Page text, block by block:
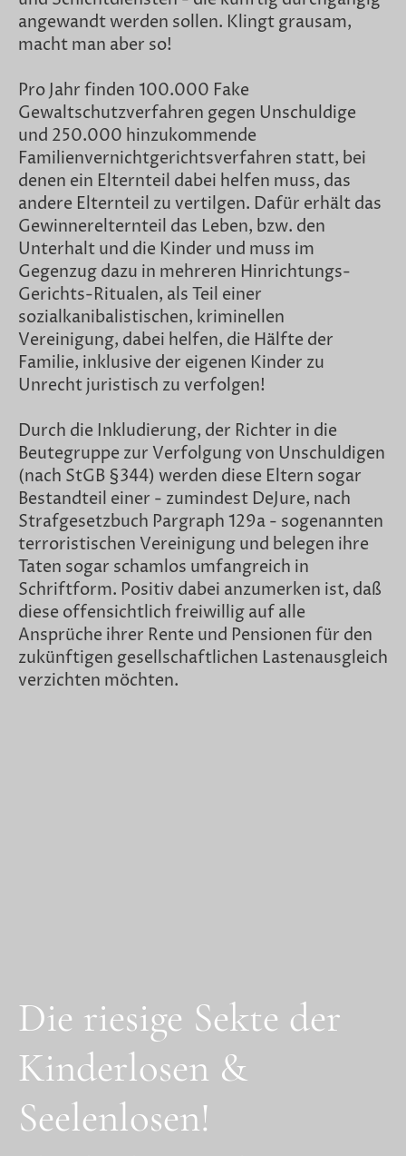
angewandt werden sollen. Klingt grausam,
macht man aber so!
Pro Jahr finden 100.000 Fake
Gewaltschutzverfahren gegen Unschuldige
und 250.000 hinzukommende
Familienvernichtgerichtsverfahren statt, bei
denen ein Elternteil dabei helfen muss, das
andere Elternteil zu vertilgen. Dafür erhält das
Gewinnerelternteil das Leben, bzw. den
Unterhalt und die Kinder und muss im
Gegenzug dazu in mehreren Hinrichtungs-
Gerichts-Ritualen, als Teil einer
sozialkanibalistischen, kriminellen
Vereinigung, dabei helfen, die Hälfte der
Familie, inklusive der eigenen Kinder zu
Unrecht juristisch zu verfolgen!
Durch die Inkludierung, der Richter in die
Beutegruppe zur Verfolgung von Unschuldigen
(nach StGB §344) werden diese Eltern sogar
Bestandteil einer - zumindest DeJure, nach
Strafgesetzbuch Pargraph 129a - sogenannten
terroristischen Vereinigung und belegen ihre
Taten sogar schamlos umfangreich in
Schriftform. Positiv dabei anzumerken ist, daß
diese offensichtlich freiwillig auf alle
Ansprüche ihrer Rente und Pensionen für den
zukünftigen gesellschaftlichen Lastenausgleich
verzichten möchten.
Die riesige Sekte der
Kinderlosen &
Seelenlosen!